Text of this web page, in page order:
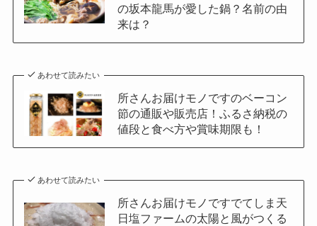
の坂本龍馬が愛した鍋？名前の由
来は？
あわせて読みたい
所さんお届けモノですのベーコン
節の通販や販売店！ふるさ納税の
値段と食べ方や賞味期限も！
あわせて読みたい
所さんお届けモノですでてしま天
日塩ファームの太陽と風がつくる